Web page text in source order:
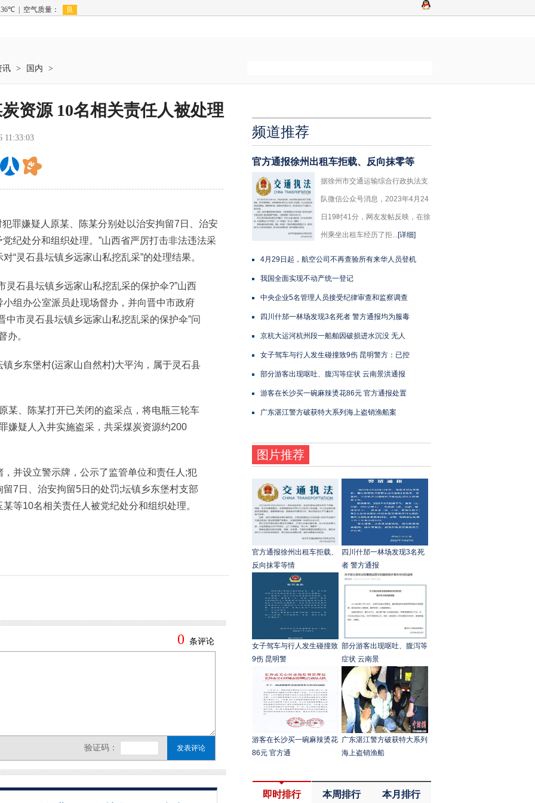
讯 > 国内 >
资源 10名相关责任人被处理
11:33:03
嫌疑人原某、陈某分别处以治安拘留7日、治安
纪处分和组织处理。”山西省严厉打击非法违法采
“灵石县坛镇乡远家山私挖乱采”的处理结果。
石县坛镇乡远家山私挖乱采的保护伞?”山西
组办公室派员赴现场督办，并向晋中市政府
中市灵石县坛镇乡远家山私挖乱采的保护伞”问
办。
东堡村(运家山自然村)大平沟，属于灵石县
、陈某打开已关闭的盗采点，将电瓶三轮车
嫌疑人入井实施盗采，共采煤炭资源约200
设立警示牌，公示了监管单位和责任人;犯
7日、治安拘留5日的处罚;坛镇乡东堡村支部
等10名相关责任人被党纪处分和组织处理。
频道推荐
官方通报徐州出租车拒载、反向抹零等
据徐州市交通运输综合行政执法支
队微信公众号消息，2023年4月24
日19时41分，网友发帖反映，在徐
州乘坐出租车经历了拒...[详细]
4月29日起，航空公司不再查验所有来华人员登机
我国全面实现不动产统一登记
中央企业5名管理人员接受纪律审查和监察调查
四川什邡一林场发现3名死者 警方通报均为服毒
京杭大运河杭州段一船舶因破损进水沉没 无人
女子驾车与行人发生碰撞致9伤 昆明警方：已控
部分游客出现呕吐、腹泻等症状 云南景洪通报
游客在长沙买一碗麻辣烫花86元 官方通报处置
广东湛江警方破获特大系列海上盗销渔船案
图片推荐
官方通报徐州出租车拒载、
反向抹零等情
四川什邡一林场发现3名死
者 警方通报
女子驾车与行人发生碰撞致
9伤 昆明警
部分游客出现呕吐、腹泻等
症状 云南景
游客在长沙买一碗麻辣烫花
86元 官方通
广东湛江警方破获特大系列
海上盗销渔船
即时排行 本周排行 本月排行